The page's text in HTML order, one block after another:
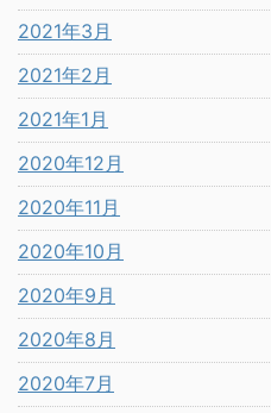
2021年3月
2021年2月
2021年1月
2020年12月
2020年11月
2020年10月
2020年9月
2020年8月
2020年7月